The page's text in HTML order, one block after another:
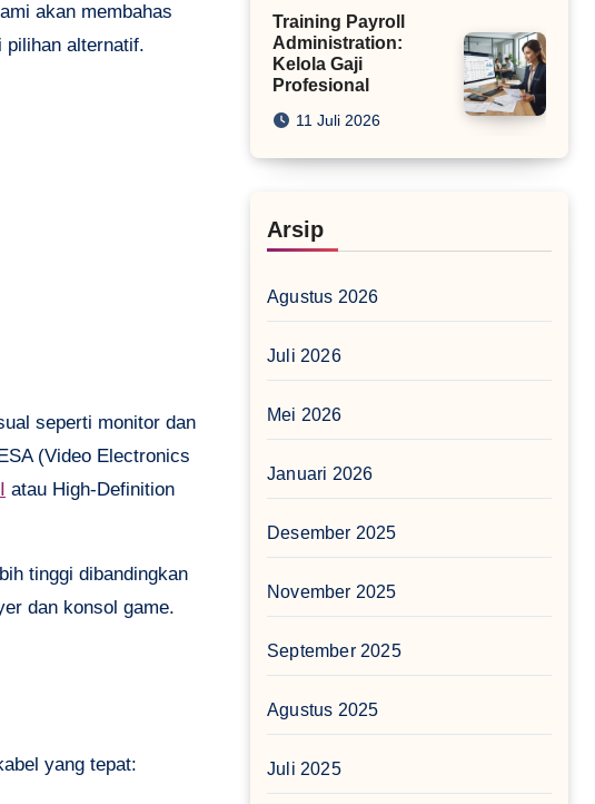
akan membahas
pilihan alternatif.
seperti monitor dan
(Video Electronics
atau High-Definition
tinggi dibandingkan
dan konsol game.
yang tepat:
Training Payroll
Administration:
Kelola Gaji
Profesional
11 Juli 2026
Arsip
Agustus 2026
Juli 2026
Mei 2026
Januari 2026
Desember 2025
November 2025
September 2025
Agustus 2025
Juli 2025